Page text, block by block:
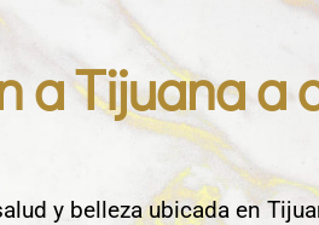
a Tijuana a
y belleza ubicada en